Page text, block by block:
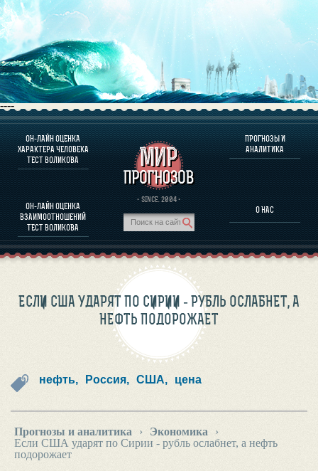
----
ОН-ЛАЙН ОЦЕНКА
ХАРАКТЕРА ЧЕЛОВЕКА
ТЕСТ ВОЛИКОВА
ОН-ЛАЙН ОЦЕНКА
ВЗАИМООТНОШЕНИЙ
ТЕСТ ВОЛИКОВА
· SINCE. 2004 ·
ПРОГНОЗЫ И
АНАЛИТИКА
О НАС
О ПРОГРАММЕ
ОЦЕНКА ХАРАКТЕРA ЧЕЛОВЕКА
ОЦЕНКА ХАРАКТЕРА ВЫДАЮЩИХСЯ ЛИЧНОСТЕЙ
О ПРОГРАММЕ
ПРОГНОЗЫ И АНАЛИТИКА
ЕСЛИ США УДАРЯТ ПО СИРИИ - РУБЛЬ ОСЛАБНЕТ, А
НЕФТЬ ПОДОРОЖАЕТ
нефть, Россия, США, цена
Прогнозы и аналитика › Экономика
›
Если США ударят по Сирии - рубль ослабнет, а нефть
подорожает